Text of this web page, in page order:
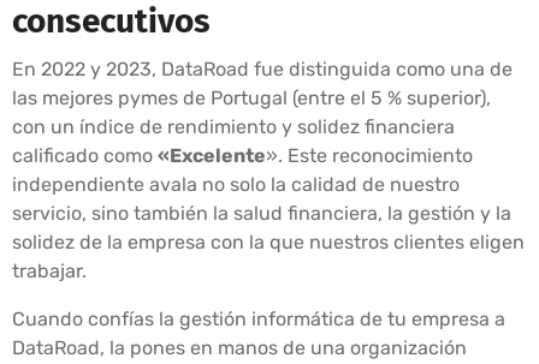
consecutivos
En 2022 y 2023, DataRoad fue distinguida como una de
las mejores pymes de Portugal (entre el 5 % superior),
con un índice de rendimiento y solidez financiera
calificado como «Excelente». Este reconocimiento
independiente avala no solo la calidad de nuestro
servicio, sino también la salud financiera, la gestión y la
solidez de la empresa con la que nuestros clientes eligen
trabajar.
Cuando confías la gestión informática de tu empresa a
DataRoad, la pones en manos de una organización